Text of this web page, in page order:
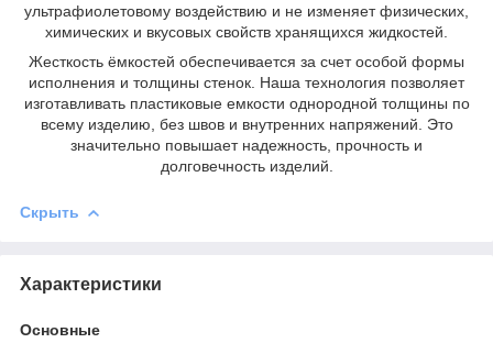
ультрафиолетовому воздействию и не изменяет физических,
химических и вкусовых свойств хранящихся жидкостей.
Жесткость ёмкостей обеспечивается за счет особой формы
исполнения и толщины стенок. Наша технология позволяет
изготавливать пластиковые емкости однородной толщины по
всему изделию, без швов и внутренних напряжений. Это
значительно повышает надежность, прочность и
долговечность изделий.
Скрыть
Характеристики
Основные